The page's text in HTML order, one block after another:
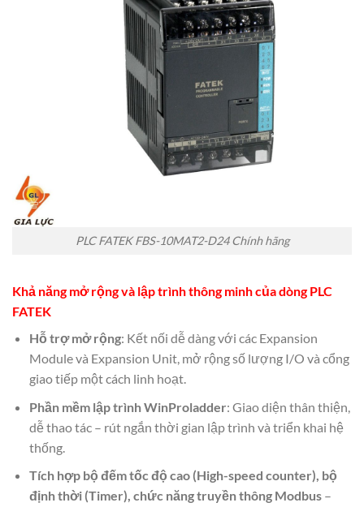
PLC FATEK FBS-10MAT2-D24 Chính hãng
Khả năng mở rộng và lập trình thông minh của dòng PLC
FATEK
Hỗ trợ mở rộng: Kết nối dễ dàng với các Expansion
Module và Expansion Unit, mở rộng số lượng I/O và cổng
giao tiếp một cách linh hoạt.
Phần mềm lập trình WinProladder: Giao diện thân thiện,
dễ thao tác – rút ngắn thời gian lập trình và triển khai hệ
thống.
Tích hợp bộ đếm tốc độ cao (High-speed counter), bộ
định thời (Timer), chức năng truyền thông Modbus–